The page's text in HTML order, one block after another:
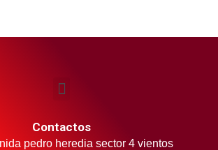
Contactos
pedro heredia sector 4 vientos